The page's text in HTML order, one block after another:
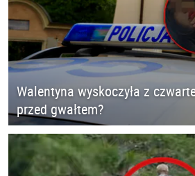
Walentyna wyskoczyła z
przed gwałtem?